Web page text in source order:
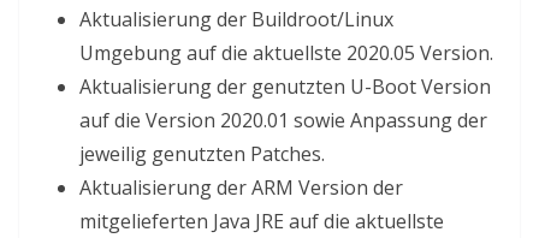
Aktualisierung der Buildroot/Linux
Umgebung auf die aktuellste 2020.05 Version.
Aktualisierung der genutzten U-Boot Version
auf die Version 2020.01 sowie Anpassung der
jeweilig genutzten Patches.
Aktualisierung der ARM Version der
mitgelieferten Java JRE auf die aktuellste